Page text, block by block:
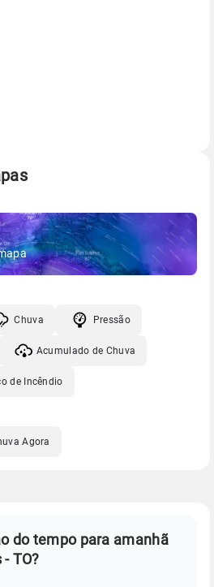
Chuva Pressão
Acumulado de Chuva
de Incêndio
Agora
do tempo para amanhã
TO?